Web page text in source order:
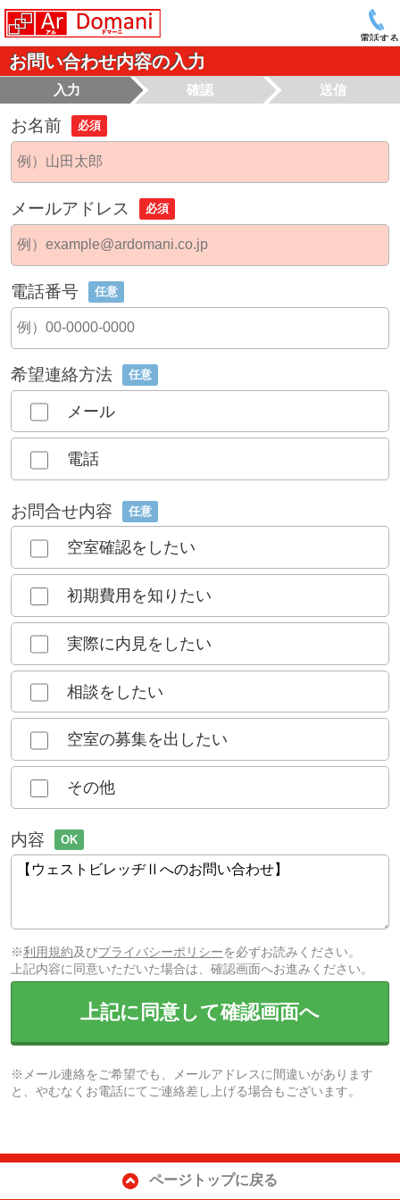
電話する
お問い合わせ内容の入力
入力 確認 送信
お名前 必須
メールアドレス 必須
電話番号 任意
希望連絡方法 任意
メール
電話
お問合せ内容 任意
空室確認をしたい
初期費用を知りたい
実際に内見をしたい
相談をしたい
空室の募集を出したい
その他
内容 OK
※利用規約及びプライバシーポリシーを必ずお読みください。
上記内容に同意いただいた場合は、確認画面へお進みください。
上記に同意して確認画面へ
※メール連絡をご希望でも、メールアドレスに間違いがあります
と、やむなくお電話にてご連絡差し上げる場合もございます。
ページトップに戻る